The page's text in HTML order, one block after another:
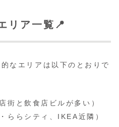
リア一覧📍
なエリアは以下のとおりで
街と飲食店ビルが多い）
ららシティ、IKEA近隣）